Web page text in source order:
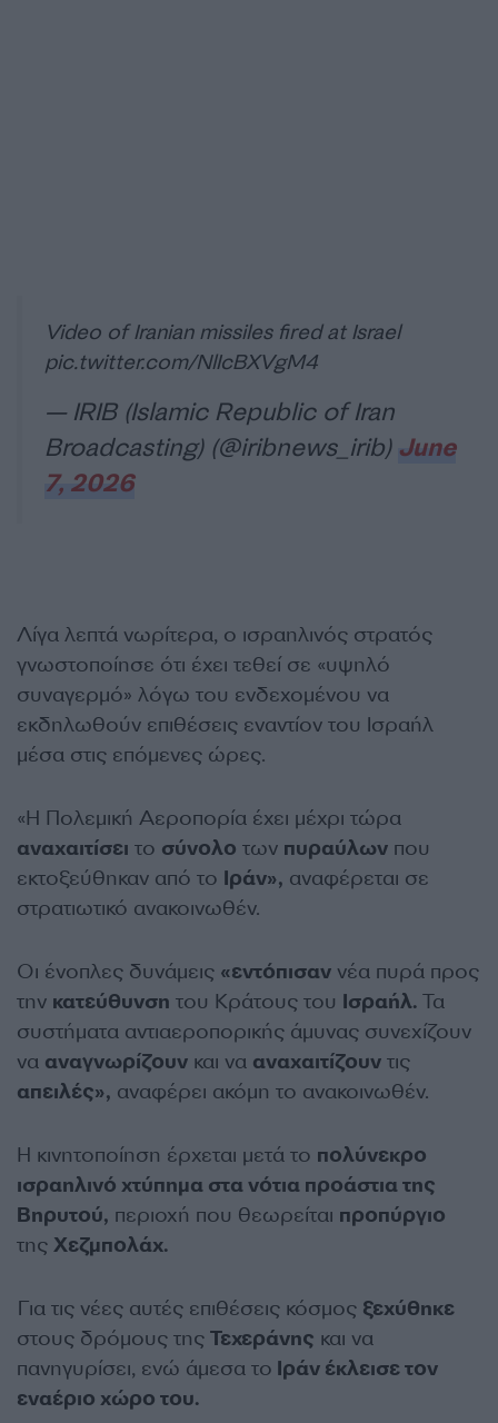
Video of Iranian missiles fired at Israel
pic.twitter.com/NlIcBXVgM4
— IRIB (Islamic Republic of Iran
Broadcasting) (@iribnews_irib) June
7, 2026
Λίγα λεπτά νωρίτερα, ο ισραηλινός στρατός
γνωστοποίησε ότι έχει τεθεί σε «υψηλό
συναγερμό» λόγω του ενδεχομένου να
εκδηλωθούν επιθέσεις εναντίον του Ισραήλ
μέσα στις επόμενες ώρες.
«Η Πολεμική Αεροπορία έχει μέχρι τώρα
αναχαιτίσει το σύνολο των πυραύλων που
εκτοξεύθηκαν από το Ιράν», αναφέρεται σε
στρατιωτικό ανακοινωθέν.
Οι ένοπλες δυνάμεις «εντόπισαν νέα πυρά προς
την κατεύθυνση του Κράτους του Ισραήλ. Τα
συστήματα αντιαεροπορικής άμυνας συνεχίζουν
να αναγνωρίζουν και να αναχαιτίζουν τις
απειλές», αναφέρει ακόμη το ανακοινωθέν.
Η κινητοποίηση έρχεται μετά το πολύνεκρο
ισραηλινό χτύπημα στα νότια προάστια της
Βηρυτού, περιοχή που θεωρείται προπύργιο
της Χεζμπολάχ.
Για τις νέες αυτές επιθέσεις κόσμος ξεχύθηκε
στους δρόμους της Τεχεράνης και να
πανηγυρίσει, ενώ άμεσα το Ιράν έκλεισε τον
εναέριο χώρο του.